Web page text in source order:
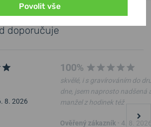
náš
doporučuje
8. 2026
100%
skvělé, i s gravírováním do
dne, jsem naprosto nadšená
manžel z hodinek též
Ověřený zákazník 4. 8.
Povolit vše